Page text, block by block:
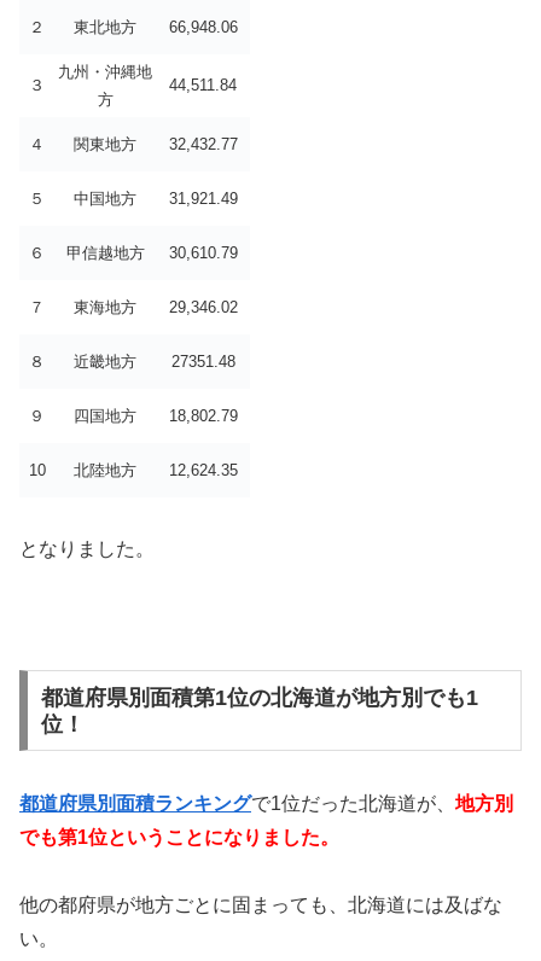
２ 東北地方 66,948.06
３
九州・沖縄地
方
44,511.84
４ 関東地方 32,432.77
５ 中国地方 31,921.49
６ 甲信越地方 30,610.79
７ 東海地方 29,346.02
８ 近畿地方 27351.48
９ 四国地方 18,802.79
10 北陸地方 12,624.35
となりました。
都道府県別面積第1位の北海道が地方別でも1
位！
都道府県別面積ランキングで1位だった北海道が、 地方別
でも第1位ということになりました。
他の都府県が地方ごとに固まっても、北海道には及ばな
い。